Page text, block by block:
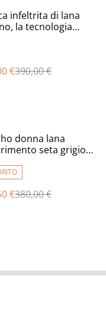
infeltrita di lana
la tecnologia
€390,00 €
donna lana
seta grigio
unico per le donne
€380,00 €